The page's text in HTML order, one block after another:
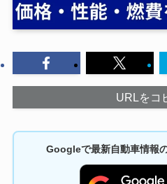
URLをコ
Googleで最新自動車情報